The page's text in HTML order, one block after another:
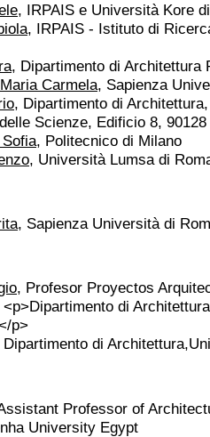
, IRPAIS e Università Kore
, IRPAIS - Istituto di
, Dipartimento di Architettura
Carmela, Sapienza
, Dipartimento di
Scienze, Edificio 8,
, Politecnico di Milano
, Università Lumsa di
, Sapienza Università di
, Profesor Proyectos
<p>Dipartimento di
p>
Dipartimento di
Professor of
University Egypt